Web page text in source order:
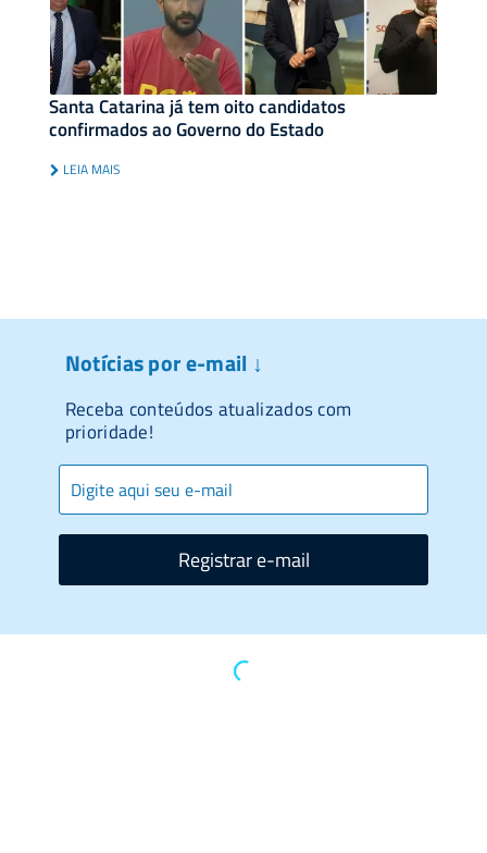
Santa Catarina já tem oito candidatos
confirmados ao Governo do Estado
LEIA MAIS
Notícias por e-mail ↓
Receba conteúdos atualizados com
prioridade!
Registrar e-mail